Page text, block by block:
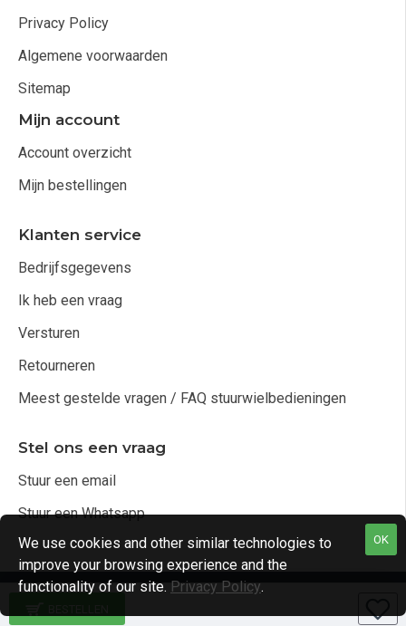
Privacy Policy
Algemene voorwaarden
Sitemap
Mijn account
Account overzicht
Mijn bestellingen
Klanten service
Bedrijfsgegevens
Ik heb een vraag
Versturen
Retourneren
Meest gestelde vragen / FAQ stuurwielbedieningen
Stel ons een vraag
Stuur een email
Stuur een Whatsapp
Copyright © 2021, Audio4cars Alle rechten voorbehouden
OK
We use cookies and other similar technologies to
improve your browsing experience and the
functionality of our site. Privacy Policy.